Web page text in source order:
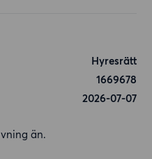
Hyresrätt
1669678
2026-07-07
än.